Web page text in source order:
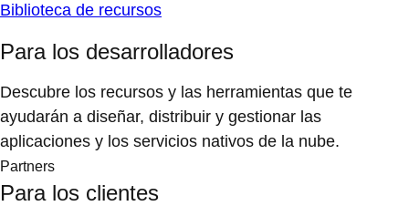
Biblioteca de recursos
Para los desarrolladores
Descubre los recursos y las herramientas que te
ayudarán a diseñar, distribuir y gestionar las
aplicaciones y los servicios nativos de la nube.
Partners
Para los clientes